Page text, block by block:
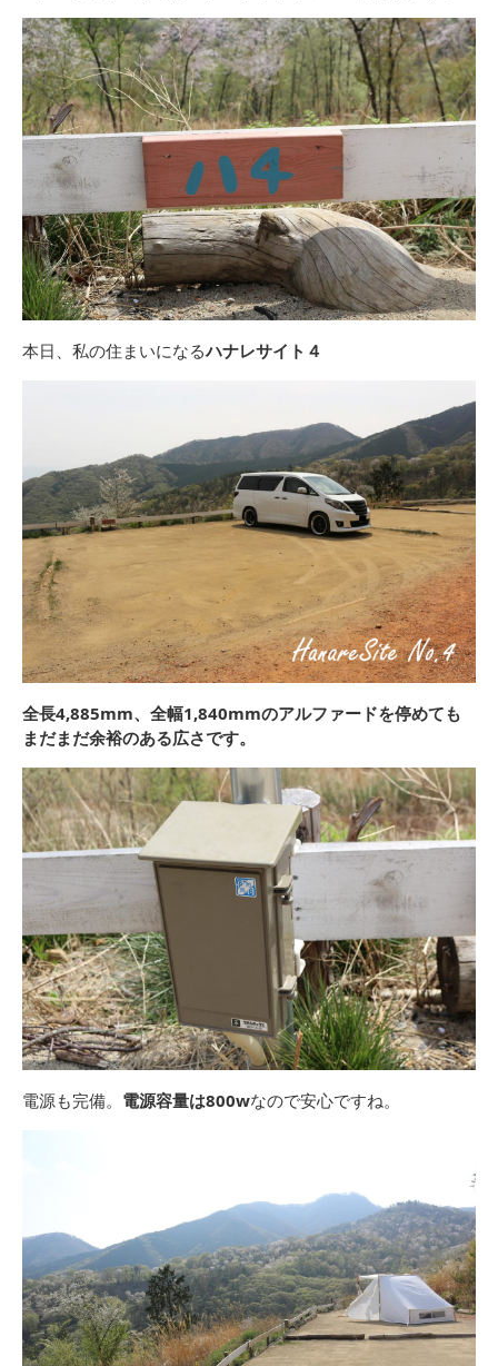
本日、私の住まいになるハナレサイト４
全長4,885mm、全幅1,840mmのアルファードを停めても
まだまだ余裕のある広さです。
電源も完備。 電源容量は800wなので安心ですね。